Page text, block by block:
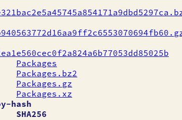
Packages
Packages.bz2
Packages.gz
Packages.xz
hash
SHA256